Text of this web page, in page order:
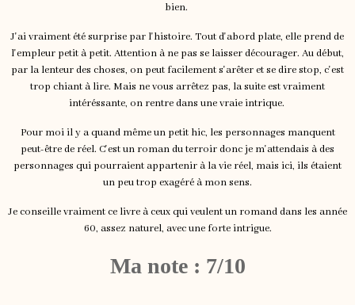
bien.
J'ai vraiment été surprise par l'histoire. Tout d'abord plate, elle prend de
l'empleur petit à petit. Attention à ne pas se laisser décourager. Au début,
par la lenteur des choses, on peut facilement s'arêter et se dire stop, c'est
trop chiant à lire. Mais ne vous arrêtez pas, la suite est vraiment
intéréssante, on rentre dans une vraie intrique.
Pour moi il y a quand même un petit hic, les personnages manquent
peut-être de réel. C'est un roman du terroir donc je m'attendais à des
personnages qui pourraient appartenir à la vie réel, mais ici, ils étaient
un peu trop exagéré à mon sens.
Je conseille vraiment ce livre à ceux qui veulent un romand dans les année
60, assez naturel, avec une forte intrigue.
Ma note : 7/10